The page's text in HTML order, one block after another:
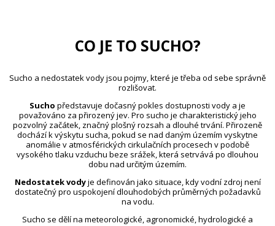
CO JE TO SUCHO?
Sucho a nedostatek vody jsou pojmy, které je třeba od sebe správně
rozlišovat.
Sucho představuje dočasný pokles dostupnosti vody a je
považováno za přirozený jev. Pro sucho je charakteristický jeho
pozvolný začátek, značný plošný rozsah a dlouhé trvání. Přirozeně
dochází k výskytu sucha, pokud se nad daným územím vyskytne
anomálie v atmosférických cirkulačních procesech v podobě
vysokého tlaku vzduchu beze srážek, která setrvává po dlouhou
dobu nad určitým územím.
Nedostatek vodyje definován jako situace, kdy vodní zdroj není
dostatečný pro uspokojení dlouhodobých průměrných požadavků
na vodu.
Sucho se dělí na meteorologické, agronomické, hydrologické a